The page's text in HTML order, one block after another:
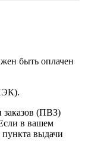
быть оплачен
заказов (ПВЗ)
в вашем
пункта выдачи